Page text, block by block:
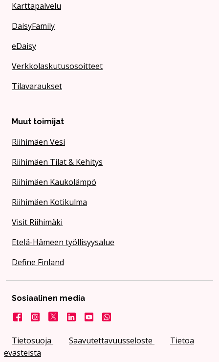
Karttapalvelu
DaisyFamily
eDaisy
Verkkolaskutusosoitteet
Tilavaraukset
Muut toimijat
Riihimäen Vesi
Riihimäen Tilat & Kehitys
Riihimäen Kaukolämpö
Riihimäen Kotikulma
Visit Riihimäki
Etelä-Hämeen työllisyysalue
Define Finland
Tietosuoja Saavutettavuusseloste
Tietoa
evästeistä
Sosiaalinen media
FacebookInstagram
X LinkedInYouTubeKaupunki WhatsApissa